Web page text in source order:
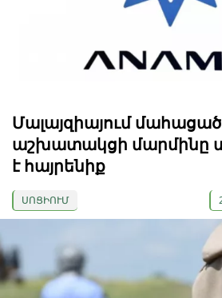
Մալայզիայում մահացած
աշխատակցի մարմինը
է հայրենիք
ՍՈՑԻՈՒՄ